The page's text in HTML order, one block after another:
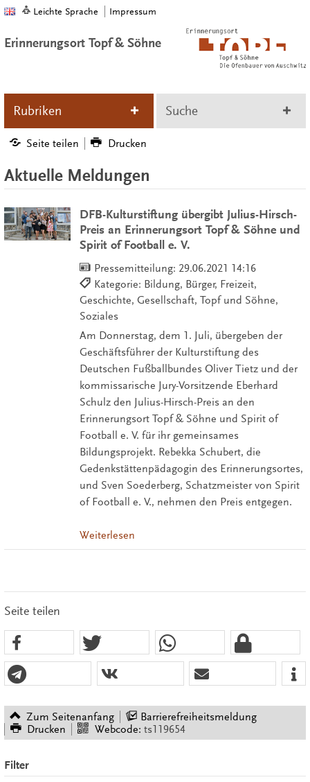
Leichte Sprache Impressum
Erinnerungsort Topf & Söhne
Rubriken Suche
Seite teilen Drucken
Aktuelle Meldungen
DFB-Kulturstiftung übergibt Julius-Hirsch-
Preis an Erinnerungsort Topf & Söhne und
Spirit of Football e. V.
Pressemitteilung: 29.06.2021 14:16
Kategorie: Bildung, Bürger, Freizeit,
Geschichte, Gesellschaft, Topf und Söhne,
Soziales
Am Donnerstag, dem 1. Juli, übergeben der
Geschäftsführer der Kulturstiftung des
Deutschen Fußballbundes Oliver Tietz und der
kommissarische Jury-Vorsitzende Eberhard
Schulz den Julius-Hirsch-Preis an den
Erinnerungsort Topf & Söhne und Spirit of
Football e. V. für ihr gemeinsames
Bildungsprojekt. Rebekka Schubert, die
Gedenkstättenpädagogin des Erinnerungsortes,
und Sven Soederberg, Schatzmeister von Spirit
of Football e. V., nehmen den Preis entgegen.
Weiterlesen
Seite teilen
Zum Seitenanfang
Barrierefreiheitsmeldung
Drucken
Webcode: ts119654
Filter